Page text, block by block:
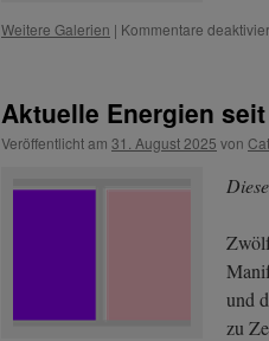
Weitere Galerien | Kommentare
Aktuelle Energien
Veröffentlicht am 31. August 2025 von
und
zu